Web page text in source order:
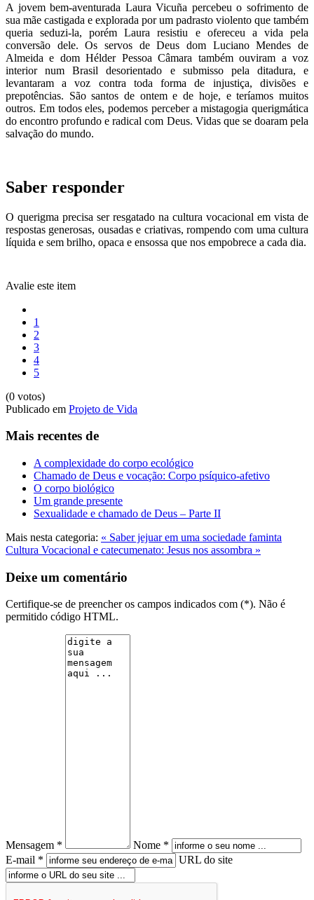
A jovem bem-aventurada Laura Vicuña percebeu o sofrimento de
sua mãe castigada e explorada por um padrasto violento que também
queria seduzi-la, porém Laura resistiu e ofereceu a vida pela
conversão dele. Os servos de Deus dom Luciano Mendes de
Almeida e dom Hélder Pessoa Câmara também ouviram a voz
interior num Brasil desorientado e submisso pela ditadura, e
levantaram a voz contra toda forma de injustiça, divisões e
prepotências. São santos de ontem e de hoje, e teríamos muitos
outros. Em todos eles, podemos perceber a mistagogia querigmática
do encontro profundo e radical com Deus. Vidas que se doaram pela
salvação do mundo.
Saber responder
O querigma precisa ser resgatado na cultura vocacional em vista de
respostas generosas, ousadas e criativas, rompendo com uma cultura
líquida e sem brilho, opaca e ensossa que nos empobrece a cada dia.
Avalie este item
1
2
3
4
5
(0 votos)
Publicado em Projeto de Vida
Mais recentes de
A complexidade do corpo ecológico
Chamado de Deus e vocação: Corpo psíquico-afetivo
O corpo biológico
Um grande presente
Sexualidade e chamado de Deus – Parte II
Mais nesta categoria: « Saber jejuar em uma sociedade faminta
Cultura Vocacional e catecumenato: Jesus nos assombra »
Deixe um comentário
Certifique-se de preencher os campos indicados com (*). Não é
permitido código HTML.
Mensagem *
Nome *
E-mail *
URL do site